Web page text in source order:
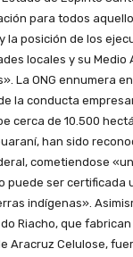
para todos
la posición de los
locales y su Medio
La ONG ennumera
la conducta
cerca de 10.500
han sido
cometiendose
puede ser certificada
indígenas».
Riacho, que
Aracruz Celulose,